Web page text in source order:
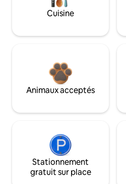
Cuisine
Animaux acceptés
Stationnement
gratuit sur place